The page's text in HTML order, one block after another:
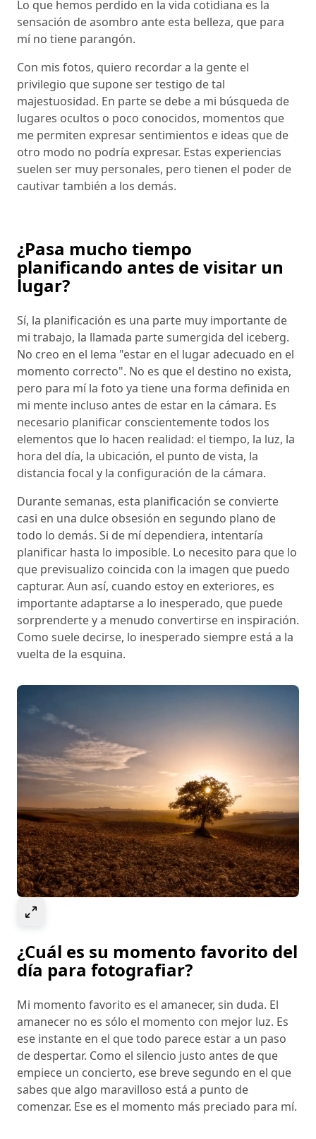
Lo que hemos perdido en la vida cotidiana es la
sensación de asombro ante esta belleza, que para
mí no tiene parangón.
Con mis fotos, quiero recordar a la gente el
privilegio que supone ser testigo de tal
majestuosidad. En parte se debe a mi búsqueda de
lugares ocultos o poco conocidos, momentos que
me permiten expresar sentimientos e ideas que de
otro modo no podría expresar. Estas experiencias
suelen ser muy personales, pero tienen el poder de
cautivar también a los demás.
¿Pasa mucho tiempo
planificando antes de visitar un
lugar?
Sí, la planificación es una parte muy importante de
mi trabajo, la llamada parte sumergida del iceberg.
No creo en el lema "estar en el lugar adecuado en el
momento correcto". No es que el destino no exista,
pero para mí la foto ya tiene una forma definida en
mi mente incluso antes de estar en la cámara. Es
necesario planificar conscientemente todos los
elementos que lo hacen realidad: el tiempo, la luz, la
hora del día, la ubicación, el punto de vista, la
distancia focal y la configuración de la cámara.
Durante semanas, esta planificación se convierte
casi en una dulce obsesión en segundo plano de
todo lo demás. Si de mí dependiera, intentaría
planificar hasta lo imposible. Lo necesito para que lo
que previsualizo coincida con la imagen que puedo
capturar. Aun así, cuando estoy en exteriores, es
importante adaptarse a lo inesperado, que puede
sorprenderte y a menudo convertirse en inspiración.
Como suele decirse, lo inesperado siempre está a la
vuelta de la esquina.
¿Cuál es su momento favorito del
día para fotografiar?
Mi momento favorito es el amanecer, sin duda. El
amanecer no es sólo el momento con mejor luz. Es
ese instante en el que todo parece estar a un paso
de despertar. Como el silencio justo antes de que
empiece un concierto, ese breve segundo en el que
sabes que algo maravilloso está a punto de
comenzar. Ese es el momento más preciado para mí.